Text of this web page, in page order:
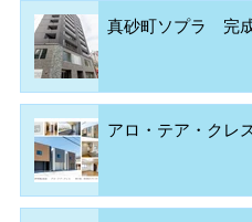
真砂町ソプラ 完
アロ・テア・ク